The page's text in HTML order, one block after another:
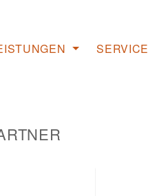
& Transport
SERVICE